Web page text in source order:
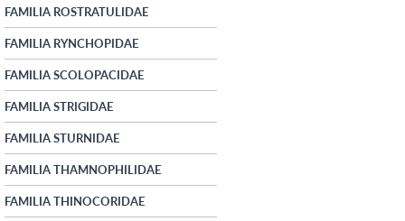
FAMILIA ROSTRATULIDAE
FAMILIA RYNCHOPIDAE
FAMILIA SCOLOPACIDAE
FAMILIA STRIGIDAE
FAMILIA STURNIDAE
FAMILIA THAMNOPHILIDAE
FAMILIA THINOCORIDAE